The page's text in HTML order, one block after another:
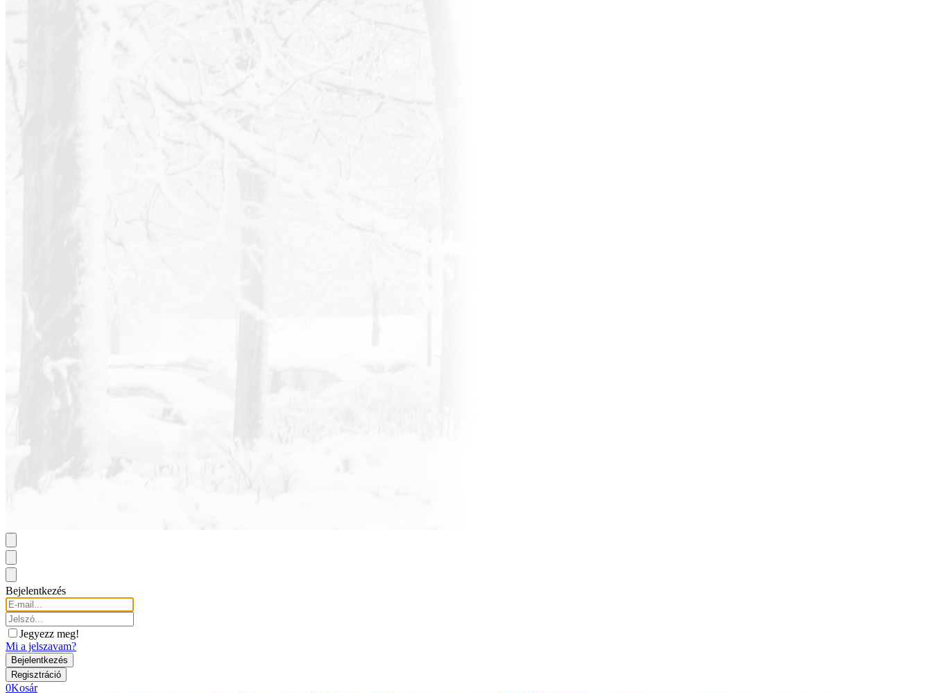
Bejelentkezés
Jegyezz meg!
Mi a jelszavam?
0Kosár